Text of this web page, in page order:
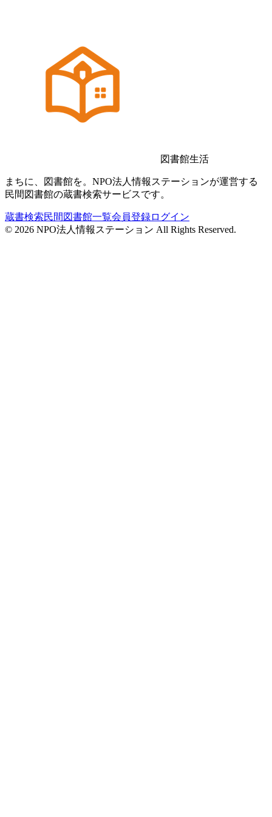
図書館生活
まちに、図書館を。NPO法人情報ステーションが運営する
民間図書館の蔵書検索サービスです。
蔵書検索民間図書館一覧会員登録ログイン
© 2026 NPO法人情報ステーション All Rights Reserved.